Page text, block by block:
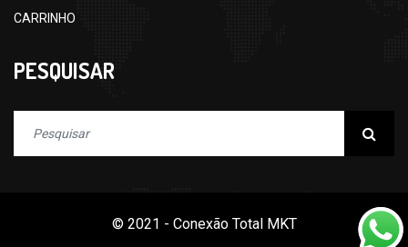
CARRINHO
PESQUISAR
© 2021 - Conexão Total MKT